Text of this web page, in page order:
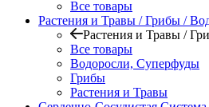
Все товары
Растения и Травы / Грибы /
Растения и Травы /
Все товары
Водоросли, Суперфуды
Грибы
Растения и Травы